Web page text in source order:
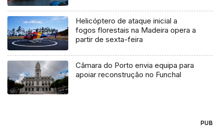
Helicóptero de ataque inicial a
fogos florestais na Madeira opera a
partir de sexta-feira
Câmara do Porto envia equipa para
apoiar reconstrução no Funchal
PUB